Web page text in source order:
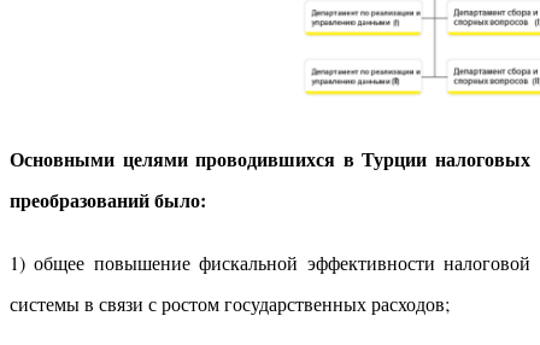
Основными целями проводившихся в Турции налоговых
преобразований было:
1) общее повышение фискальной эффективности налоговой
системы в связи с ростом государственных расходов;